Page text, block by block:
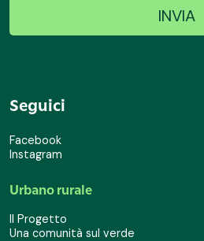
Seguici
Facebook
Instagram
Urbano rurale
Il Progetto
Una comunità sul verde